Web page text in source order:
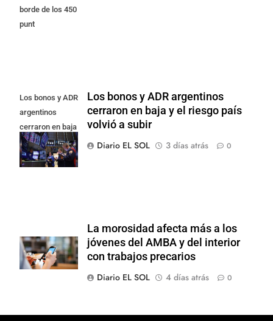
borde de los 450
punt
Los bonos y ADR
argentinos
cerraron en baja
y el riesgo país
volvió a subir
Los bonos y ADR argentinos
cerraron en baja y el riesgo país
volvió a subir
Diario EL SOL
3 días atrás 0
La morosidad afecta más a los
jóvenes del AMBA y del interior
con trabajos precarios
Diario EL SOL
4 días atrás 0